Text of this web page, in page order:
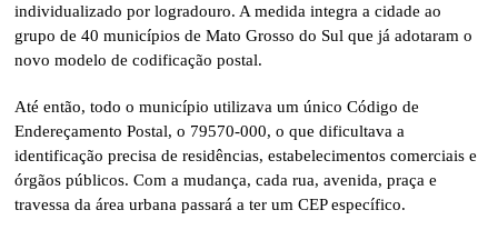
individualizado por logradouro. A medida integra a cidade ao
grupo de 40 municípios de Mato Grosso do Sul que já adotaram o
novo modelo de codificação postal.
Até então, todo o município utilizava um único Código de
Endereçamento Postal, o 79570-000, o que dificultava a
identificação precisa de residências, estabelecimentos comerciais e
órgãos públicos. Com a mudança, cada rua, avenida, praça e
travessa da área urbana passará a ter um CEP específico.